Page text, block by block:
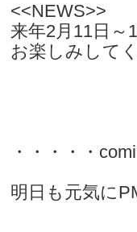
<<NEWS>>
来年2月11日～
お楽しみして
・・・・・
明日も元気に